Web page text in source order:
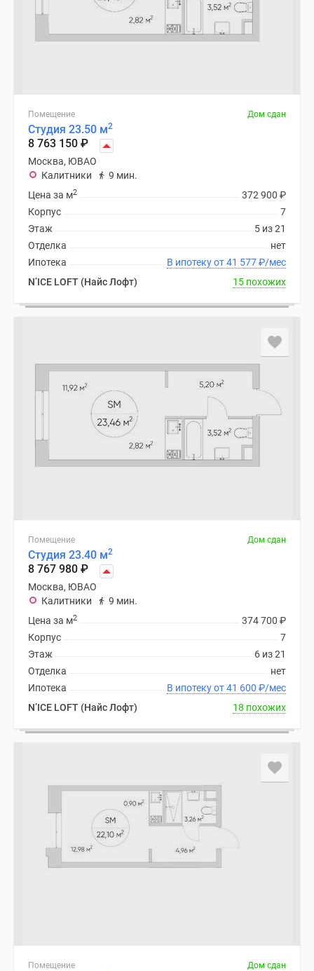
Помещение Дом сдан
Студия 23.50 м2
8 763 150 ₽
Москва, ЮВАО
Калитники
9 мин.
372 900 ₽
Цена за м2
7
Корпус
5 из 21
Этаж
нет
Отделка
В ипотеку от 41 577₽/мес
Ипотека
N’ICE LOFT (Найс Лофт)
15 похожих
Помещение Дом сдан
Студия 23.40 м2
8 767 980 ₽
Москва, ЮВАО
Калитники
9 мин.
374 700 ₽
Цена за м2
7
Корпус
6 из 21
Этаж
нет
Отделка
В ипотеку от 41 600 ₽/мес
Ипотека
N’ICE LOFT (Найс Лофт)
18 похожих
Помещение Дом сдан